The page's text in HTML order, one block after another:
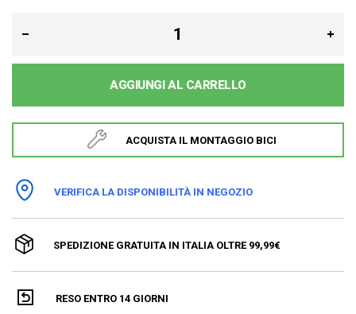
AGGIUNGI AL CARRELLO
ACQUISTA IL MONTAGGIO BICI
VERIFICA LA DISPONIBILITÀ IN NEGOZIO
SPEDIZIONE GRATUITA IN ITALIA OLTRE 99,99€
RESO ENTRO 14 GIORNI